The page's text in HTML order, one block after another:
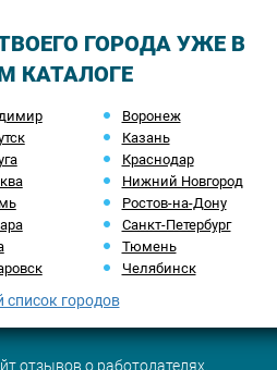
ГОРОДА УЖЕ В
КАТАЛОГЕ
Воронеж
Казань
Краснодар
Нижний Новгород
Ростов-на-Дону
Санкт-Петербург
Тюмень
Челябинск
городов
отзывов о работодателях.